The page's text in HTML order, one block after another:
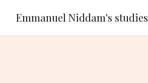
Emmanuel Niddam's studies